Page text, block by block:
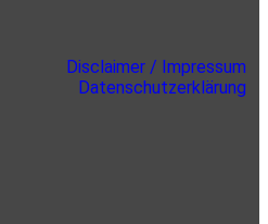
Disclaimer / Impressum
Datenschutzerklärung